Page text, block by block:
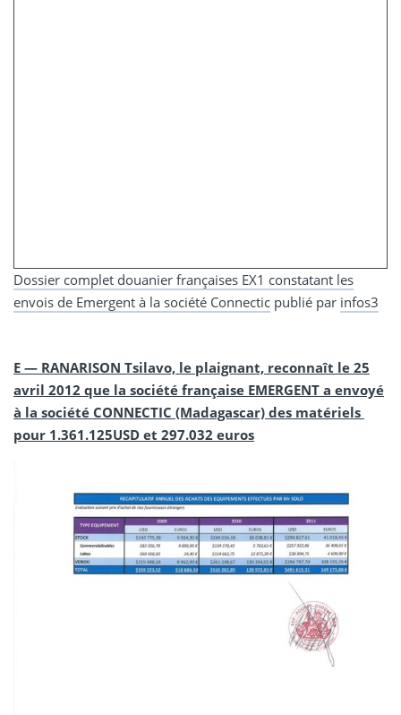
Dossier complet douanier françaises EX1 constatant les
envois de Emergent à la société Connectic publié par infos3
E — RANARISON Tsilavo, le plaignant, reconnaît le 25
avril 2012 que la société française EMERGENT a envoyé
à la société CONNECTIC (Madagascar) des matériels
pour 1.361.125USD et 297.032 euros